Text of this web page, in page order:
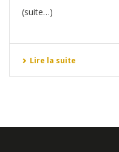
(suite…)
Lire la suite